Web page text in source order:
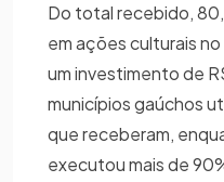
Do total recebido,
em ações culturais
um investimento de
municípios gaúchos
que receberam,
executou mais de